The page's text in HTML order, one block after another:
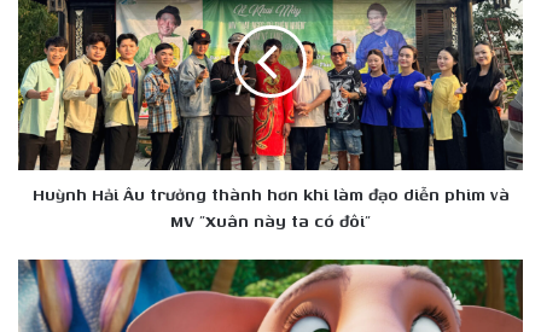
Âu
trưởng
thành
hơn
khi
làm
đạo
diễn
MV
"Xuân
này
Huỳnh Hải Âu trưởng thành hơn khi làm đạo diễn phim và
MV "Xuân này ta có đôi"
Khủng
Long
Đón